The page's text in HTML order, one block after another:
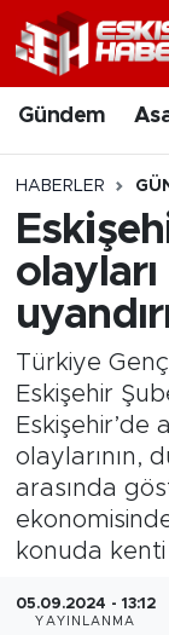
Gündem
HABERLER
Türkiye
Eskişehir
Eskişehir’de
olaylarının,
arasında
konuda
05.09.2024 - 13:12
YAYINLANMA
Gündem
Asayiş
Siyaset
Spor
Ekonomi
Eğitim
Sanat
Nöbetçi
Hava
Trafik
Süper Lig
Tüm
Son
Haber